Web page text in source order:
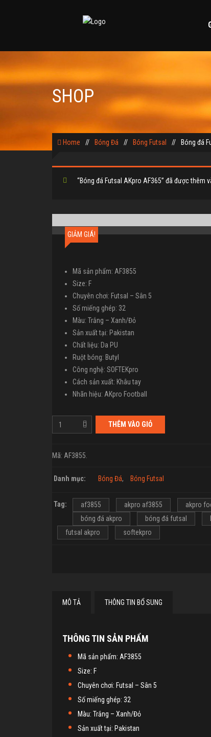
SHOP
Home // Bóng Đá // Bóng Futsal // Bóng đá
“Bóng đá Futsal AKpro AF365” đã được thêm
GIẢM GIÁ!
Mã sản phẩm: AF3855
Size: F
Chuyên chơi: Futsal – Sân 5
Số miếng ghép: 32
Màu: Trắng – Xanh/Đỏ
Sản xuất tại: Pakistan
Chất liệu: Da PU
Ruột bóng: Butyl
Công nghệ: SOFTEKpro
Cách sản xuất: Khâu tay
Nhãn hiệu: AKpro Football
THÊM VÀO GIỎ
Mã: AF3855
Danh mục: Bóng Đá, Bóng Futsal
Tag: af3855 akpro af3855 akpro
bóng đá akpro
bóng đá futsal
futsal akpro
softekpro
MÔ TẢ THÔNG TIN BỔ SUNG
THÔNG TIN SẢN PHẨM
Mã sản phẩm: AF3855
Size: F
Chuyên chơi: Futsal – Sân 5
Số miếng ghép: 32
Màu: Trắng – Xanh/Đỏ
Sản xuất tại: Pakistan